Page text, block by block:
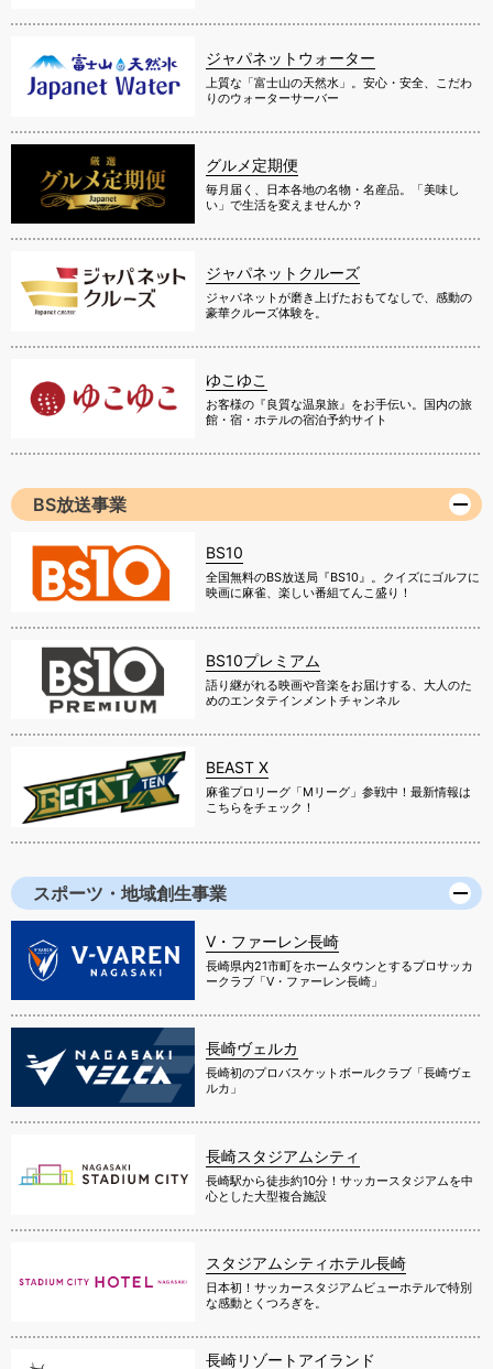
ジャパネットウォーター
上質な「富士山の天然水」。安心・安全、こだわ
りのウォーターサーバー
グルメ定期便
毎月届く、日本各地の名物・名産品。「美味し
い」で生活を変えませんか？
ジャパネットクルーズ
ジャパネットが磨き上げたおもてなしで、感動の
豪華クルーズ体験を。
ゆこゆこ
お客様の『良質な温泉旅』をお手伝い。国内の旅
館・宿・ホテルの宿泊予約サイト
BS放送事業
BS10
全国無料のBS放送局『BS10』。クイズにゴルフに
映画に麻雀、楽しい番組てんこ盛り！
BS10プレミアム
語り継がれる映画や音楽をお届けする、大人のた
めのエンタテインメントチャンネル
BEAST X
麻雀プロリーグ「Mリーグ」参戦中！最新情報は
こちらをチェック！
スポーツ・地域創生事業
V・ファーレン長崎
長崎県内21市町をホームタウンとするプロサッカ
ークラブ「V・ファーレン長崎」
長崎ヴェルカ
長崎初のプロバスケットボールクラブ「長崎ヴェ
ルカ」
長崎スタジアムシティ
長崎駅から徒歩約10分！サッカースタジアムを中
心とした大型複合施設
スタジアムシティホテル長崎
日本初！サッカースタジアムビューホテルで特別
な感動とくつろぎを。
長崎リゾートアイランド